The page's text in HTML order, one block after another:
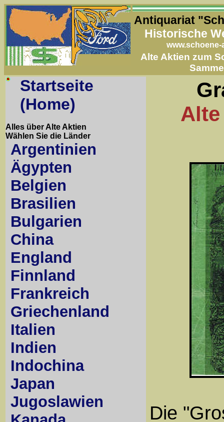
Antiquariat
Historische
www.schoene-
Alte Aktien zum
Startseite
(Home)
Alles über Alte Aktien
Wählen Sie die Länder
Argentinien
Ägypten
Belgien
Brasilien
Bulgarien
China
England
Finnland
Frankreich
Griechenland
Italien
Indien
Indochina
Japan
Jugoslawien
Die